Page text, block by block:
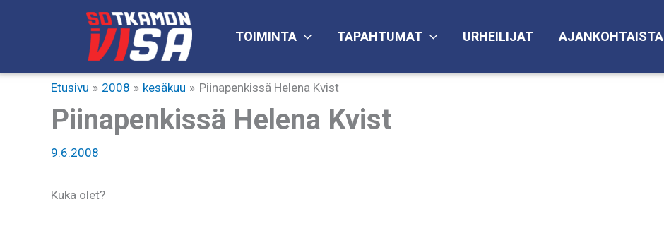
TOIMINTA TAPAHTUMAT URHEILIJAT AJANKOHTAISTA
Etusivu 2008 kesäkuu Piinapenkissä Helena Kvist
Piinapenkissä Helena Kvist
9.6.2008
Kuka olet?